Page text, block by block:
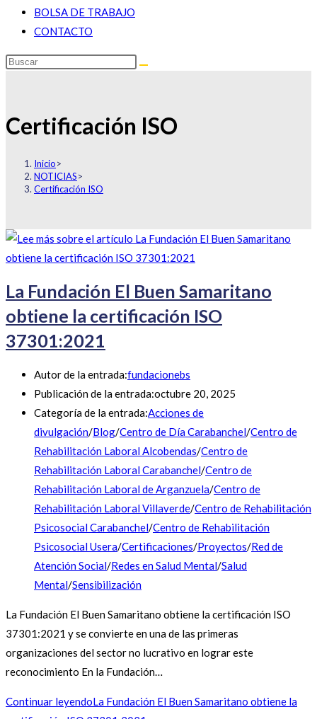
BOLSA DE TRABAJO
CONTACTO
Certificación ISO
Inicio>
NOTICIAS>
Certificación ISO
La Fundación El Buen Samaritano
obtiene la certificación ISO
37301:2021
Autor de la entrada:fundacionebs
Publicación de la entrada:octubre 20, 2025
Categoría de la entrada:Acciones de
divulgación/Blog/Centro de Día Carabanchel/Centro de
Rehabilitación Laboral Alcobendas/Centro de
Rehabilitación Laboral Carabanchel/Centro de
Rehabilitación Laboral de Arganzuela/Centro de
Rehabilitación Laboral Villaverde/Centro de Rehabilitación
Psicosocial Carabanchel/Centro de Rehabilitación
Psicosocial Usera/Certificaciones/Proyectos/Red de
Atención Social/Redes en Salud Mental/Salud
Mental/Sensibilización
La Fundación El Buen Samaritano obtiene la certificación ISO
37301:2021 y se convierte en una de las primeras
organizaciones del sector no lucrativo en lograr este
reconocimiento En la Fundación…
Continuar leyendoLa Fundación El Buen Samaritano obtiene la